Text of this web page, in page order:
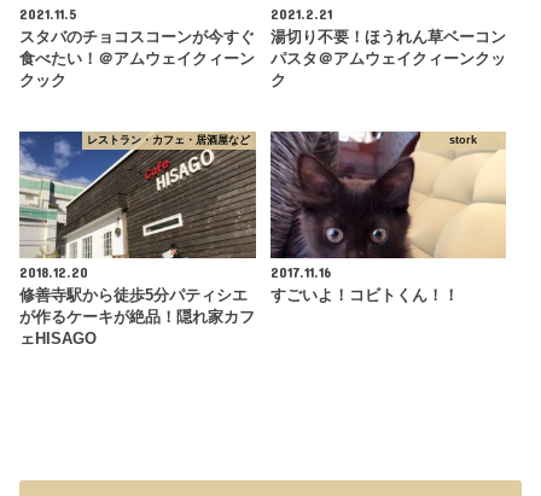
2021.11.5
スタバのチョコスコーンが今すぐ
食べたい！＠アムウェイクィーン
クック
2021.2.21
湯切り不要！ほうれん草ベーコン
パスタ＠アムウェイクィーンクッ
ク
レストラン・カフェ・居酒屋など
2018.12.20
修善寺駅から徒歩5分パティシエ
が作るケーキが絶品！隠れ家カフ
ェHISAGO
stork
2017.11.16
すごいよ！コビトくん！！